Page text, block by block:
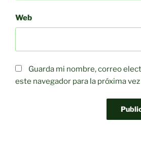
Web
Guarda mi nombre, correo
este navegador para la próxima